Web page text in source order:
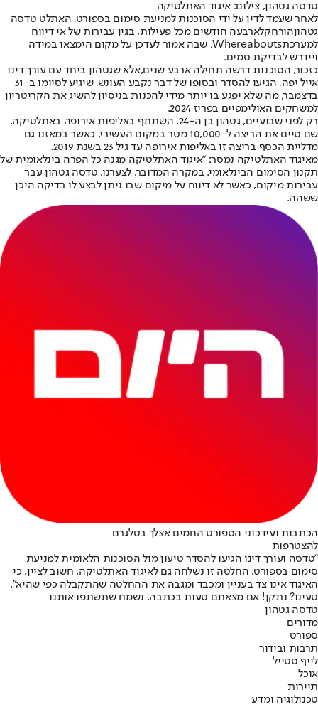
טדסה גטהון, צילום: איגוד האתלטיקה
לאחר שעמד לדין על ידי הסוכנות למניעת סימום בספורט, האתלט טדסה
גטהוןהורחקלארבעה חודשים מכל פעילות, בגין עבירות של אי דיווח
למערכתWhereabouts, שבה אמור לעדכן על מקום הימצאו במידה
ויידרש לבדיקת סמים.
כזכור, הסוכנות דרשה תחילה ארבע שנים,אלא שגטהון ביחד עם עורך דינו
אייל יפה, הגיעו להסדר ובסופו של דבר נקבע העונש, שיגיע לסיומו ב-31
בדצמבר, מה שלא יפגע בו יותר מידי להכנות בניסיון להשיג את הקריטריון
למשחקים האולימפיים בפריז 2024.
רק לפני שבועיים, גטהון בן ה-24, השתתף באליפות אירופה באתלטיקה,
שם סיים את הריצה ל-10,000 מטר במקום העשירי, כאשר במאזנו גם
מדליית הכסף בריצה זו באליפות אירופה עד גיל 23 בשנת 2019.
מאיגוד האתלטיקה נמסר: "איגוד האתלטיקה מגנה כל הפרה בינלאומית של
תקנון הסימום הבינלאומי. במקרה המדובר, לצערנו, טדסה גטהון עבר
עבירות מיקום, כאשר לא דיווח על מיקום שבו ניתן לבצע לו בדיקה היכן
ששהה.
הכתבות ועידכוני הספורט החמים אצלך בטלגרם
להצטרפות
"טדסה ועורך דינו הגיעו להסדר טיעון מול הסוכנות הלאומית למניעת
סימום בספורט, החלטה זו נשלחה גם לאיגוד האתלטיקה. חשוב לציין, כי
האיגוד אינו צד בעניין ומכבד ומגבה את ההחלטה שהתקבלה כפי שהיא".
טעינו? נתקן! אם מצאתם טעות בכתבה, נשמח שתשתפו אותנו
טדסה גטהון
מדורים
ספורט
תרבות ובידור
לייף סטייל
אוכל
תיירות
טכנולוגיה ומדע